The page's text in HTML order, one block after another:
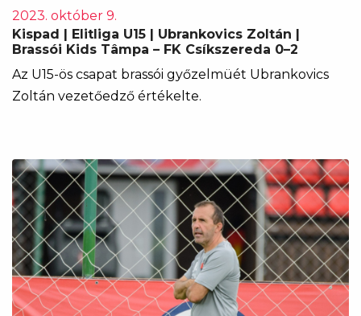
2023. október 9.
Kispad | Elitliga U15 | Ubrankovics Zoltán |
Brassói Kids Tâmpa – FK Csíkszereda 0–2
Az U15-ös csapat brassói győzelmüét Ubrankovics
Zoltán vezetőedző értékelte.